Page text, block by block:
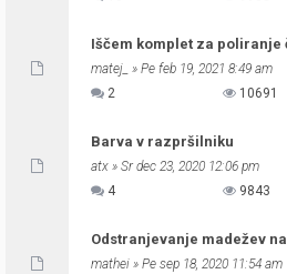
Iščem komplet za poliranje
matej_ » Pe feb 19, 2021 8:49 am
2
10691
Barva v razpršilniku
atx » Sr dec 23, 2020 12:06 pm
4
9843
Odstranjevanje madežev
mathei » Pe sep 18, 2020 11:54 am